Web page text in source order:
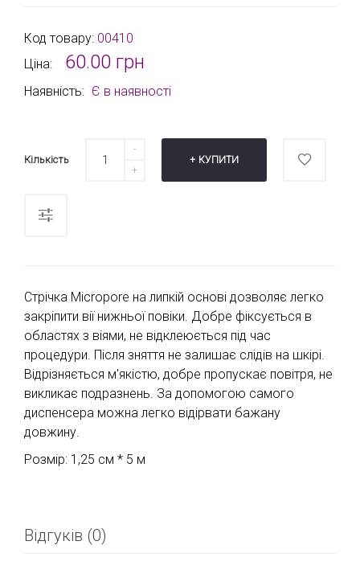
Код товару: 00410
Ціна:
60.00 грн
Наявність: Є в наявності
Кількість КУПИТИ
Стрічка Micropore на липкій основі дозволяє легко
закріпити вії нижньої повіки. Добре фіксується в
областях з віями, не відклеюється під час
процедури. Після зняття не залишає слідів на шкірі.
Відрізняється м'якістю, добре пропускає повітря, не
викликає подразнень. За допомогою самого
диспенсера можна легко відірвати бажану
довжину.
Розмір: 1,25 см * 5 м
Відгуків (0)